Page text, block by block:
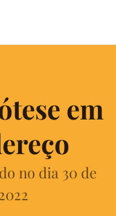
em
no dia 30 de